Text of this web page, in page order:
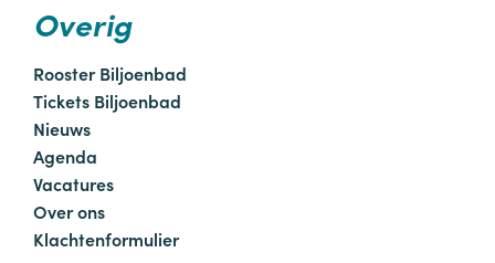
Overig
Rooster Biljoenbad
Tickets Biljoenbad
Nieuws
Agenda
Vacatures
Over ons
Klachtenformulier